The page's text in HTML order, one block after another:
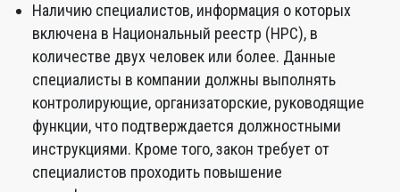
Наличию специалистов, информация о которых
включена в Национальный реестр (НРС), в
количестве двух человек или более. Данные
специалисты в компании должны выполнять
контролирующие, организаторские, руководящие
функции, что подтверждается должностными
инструкциями. Кроме того, закон требует от
специалистов проходить повышение